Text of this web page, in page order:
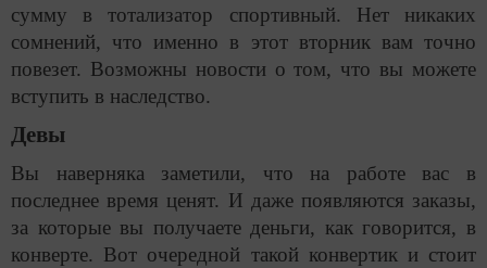
сумму в тотализатор спортивный. Нет никаких
сомнений, что именно в этот вторник вам точно
повезет. Возможны новости о том, что вы можете
вступить в наследство.
Девы
Вы наверняка заметили, что на работе вас в
последнее время ценят. И даже появляются заказы,
за которые вы получаете деньги, как говорится, в
конверте. Вот очередной такой конвертик и стоит